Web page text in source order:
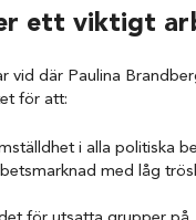
ett viktigt
vid där Paulina
för att:
i alla politiska
med låg